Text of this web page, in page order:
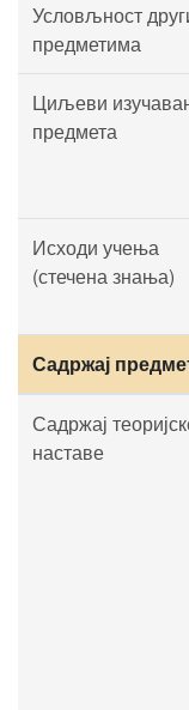
Условљност
предметима
Циљеви
предмета
Исходи учења
(стечена знања)
Садржај
Садржај
наставе